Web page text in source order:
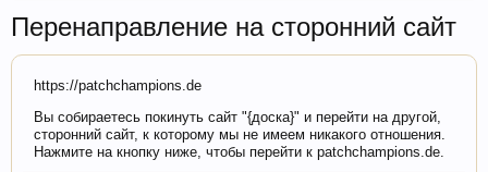
Перенаправление на сторонний сайт
https://patchchampions.de
Вы собираетесь покинуть сайт "{доска}" и перейти на другой,
сторонний сайт, к которому мы не имеем никакого отношения.
Нажмите на кнопку ниже, чтобы перейти к patchchampions.de.